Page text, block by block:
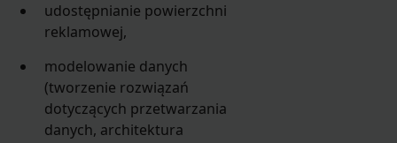
udostępnianie powierzchni
reklamowej,
modelowanie danych
(tworzenie rozwiązań
dotyczących przetwarzania
danych, architektura